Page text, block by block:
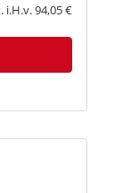
i.H.v. 94,05 €